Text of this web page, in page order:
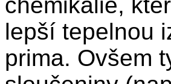
lepší tepelnou
prima. Ovšem